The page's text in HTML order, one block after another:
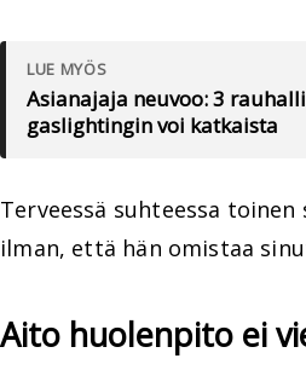
LUE MYÖS
Asianajaja neuvoo: 3
gaslightingin voi katkaista
Terveessä suhteessa
ilman, että hän omistaa
Aito huolenpito ei